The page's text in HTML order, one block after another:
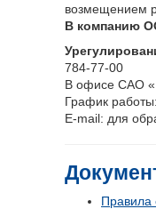
возмещением
В компанию
784-77-00
В офисе САО
График
E-mail: для
Правила